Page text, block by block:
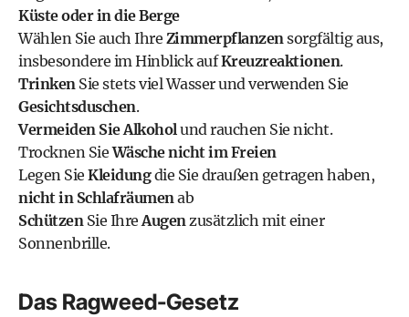
Küste oder in die Berge
Wählen Sie auch Ihre Zimmerpflanzensorgfältig aus,
insbesondere im Hinblick aufKreuzreaktionen.
TrinkenSie stets viel Wasser und verwenden Sie
Gesichtsduschen.
Vermeiden Sie Alkoholund rauchen Sie nicht.
Trocknen SieWäsche nicht im Freien
Legen Sie Kleidungdie Sie draußen getragen haben,
nicht in Schlafräumenab
SchützenSie IhreAugenzusätzlich mit einer
Sonnenbrille.
Das Ragweed-Gesetz